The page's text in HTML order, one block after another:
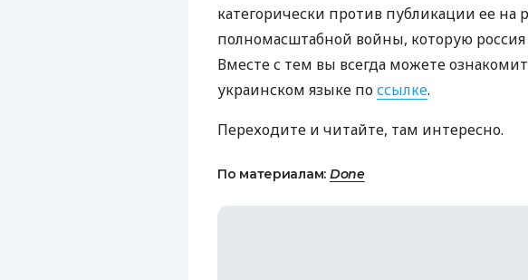
категорически против публикации ее на
полномасштабной войны, которую
Вместе с тем вы всегда можете
украинском языке поссылке.
Переходите и читайте, там интересно.
По материалам: Done